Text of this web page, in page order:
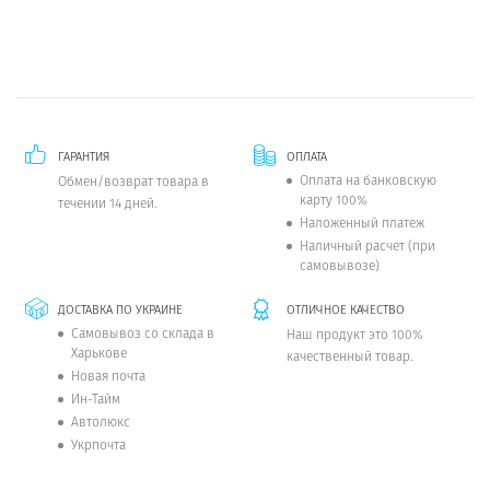
ГАРАНТИЯ
Обмен/возврат товара в
течении 14 дней.
ОПЛАТА
Оплата на банковскую
карту 100%
Наложенный платеж
Наличный расчет (при
самовывозе)
ДОСТАВКА ПО УКРАИНЕ
Самовывоз со склада в
Харькове
Новая почта
Ин-Тайм
Автолюкс
Укрпочта
ОТЛИЧНОЕ КАЧЕСТВО
Наш продукт это 100%
качественный товар.